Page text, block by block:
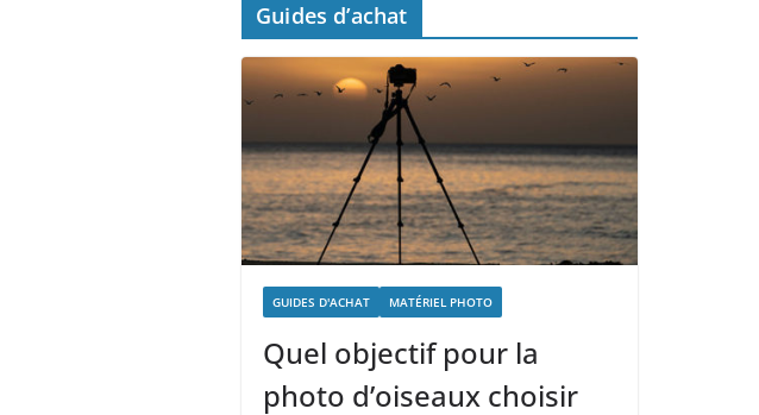
Guides d’achat
GUIDES D'ACHAT MATÉRIEL PHOTO
Quel objectif pour la
photo d’oiseaux choisir